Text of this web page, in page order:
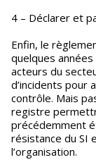
4 – Déclarer et
Enfin, le
quelques
acteurs du
d’incidents pour
contrôle. Mais
registre
précédemment
résistance du SI
l’organisation.